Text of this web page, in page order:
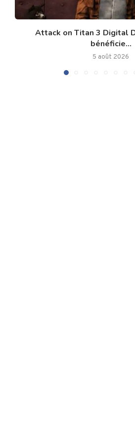
Attack on Titan 3 Digital
bénéficie...
5 août 2026